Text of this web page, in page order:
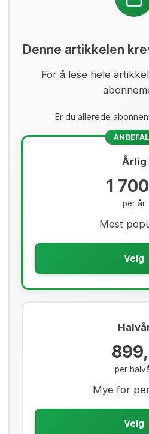
Denne artikkelen
For å lese hele
Er du allerede
Årlig
1
per år
Mest
Velg
per
Mye for
Velg